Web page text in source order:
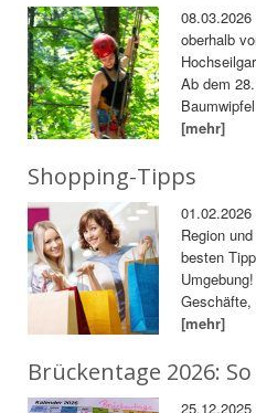
oberhalb
Ab dem
[mehr]
Shopping-Tipps
Region
besten
Geschäfte,
[mehr]
Brückentage 2026: So